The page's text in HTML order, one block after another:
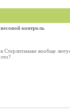
весовой контроль
в Стерлитамаке вообще
это?